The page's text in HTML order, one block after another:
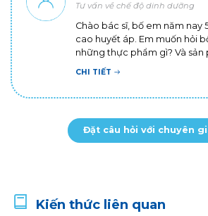
Tư vấn về chế độ dinh dưỡng
Chào bác sĩ, bố em năm nay
cao huyết áp. Em muốn hỏi
những thực phẩm gì? Và sản
thành phần gì thì tốt cho bố
CHI TIẾT
Đặt câu hỏi với chuyên
Kiến thức liên quan